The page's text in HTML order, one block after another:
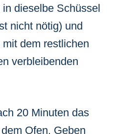
dieselbe Schüssel
nicht nötig) und
dem restlichen
verbleibenden
20 Minuten das
Ofen. Geben